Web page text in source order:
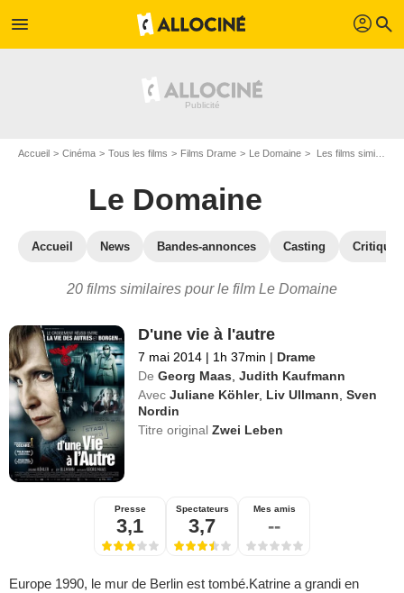
menu profil search
Accueil Cinéma Tous les films Films Drame Le Domaine Les films similaires à "Le Domaine"
Le Domaine
Accueil News Bandes-annonces Casting
20 films similaires pour le film Le Domaine
D'une vie à l'autre
7 mai 2014 | 1h 37min | Drame
De Georg Maas ,Judith Kaufmann
Avec Juliane Köhler, Liv Ullmann ,Sven
Nordin
Titre originalZwei Leben
Presse
3,1
Spectateurs
3,7
Mes amis
--
Europe 1990, le mur de Berlin est tombé.Katrine a grandi en